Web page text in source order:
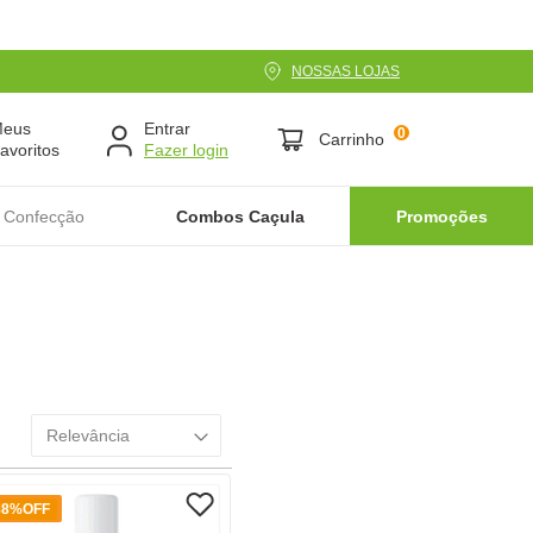
NOSSAS LOJAS
Entrar
Carrinho 0
Combos Caçula Promoções
Relevância
OFF